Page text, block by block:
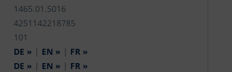
1465.01.5016
4251142218785
101
DE » | EN » | FR »
DE » | EN » | FR »